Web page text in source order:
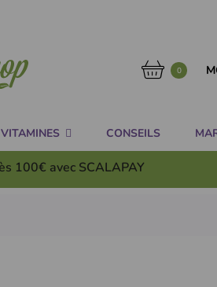
0
VITAMINES CONSEILS
100€ avec SCALAPAY